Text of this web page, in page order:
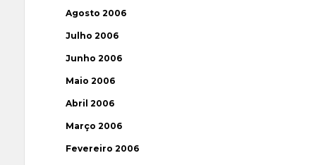
Agosto 2006
Julho 2006
Junho 2006
Maio 2006
Abril 2006
Março 2006
Fevereiro 2006